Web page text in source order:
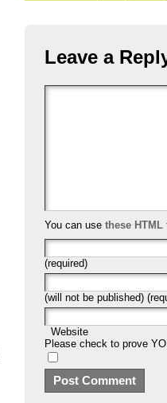
Leave a
You can use these HTML
(required)
(will not be published)
Website
Please check to prove